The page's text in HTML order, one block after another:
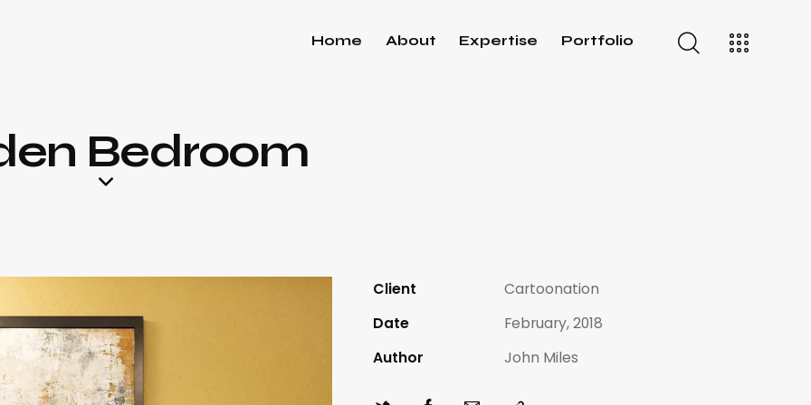
Home About Expertise Portfolio
Bedroom
Client
Cartoonation
Date
February, 2018
Author
John Miles